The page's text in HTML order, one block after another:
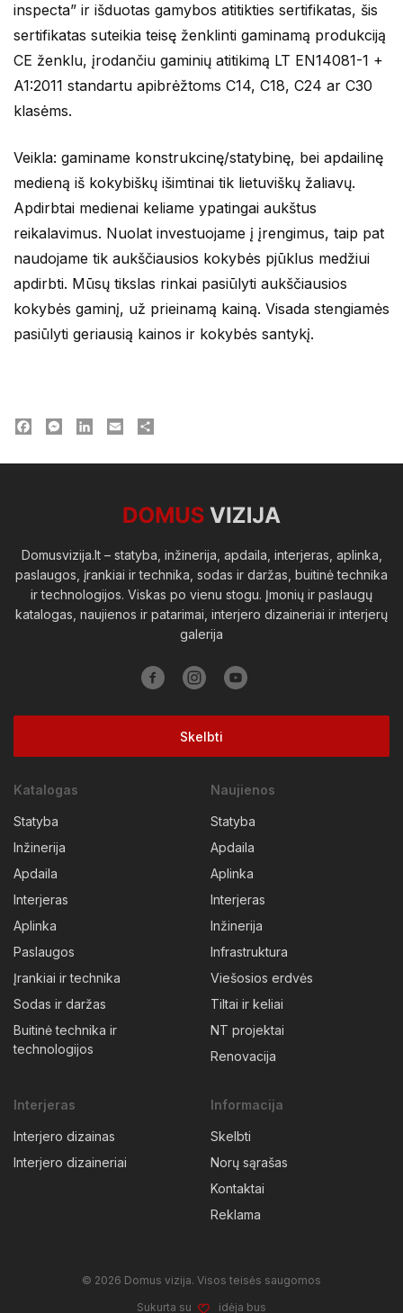
inspecta” ir išduotas gamybos atitikties sertifikatas, šis
sertifikatas suteikia teisę ženklinti gaminamą produkciją
CE ženklu, įrodančiu gaminių atitikimą LT EN14081-1 +
A1:2011 standartu apibrėžtoms C14, C18, C24 ar C30
klasėms.
Veikla: gaminame konstrukcinę/statybinę, bei apdailinę
medieną iš kokybiškų išimtinai tik lietuviškų žaliavų.
Apdirbtai medienai keliame ypatingai aukštus
reikalavimus. Nuolat investuojame į įrengimus, taip pat
naudojame tik aukščiausios kokybės pjūklus medžiui
apdirbti. Mūsų tikslas rinkai pasiūlyti aukščiausios
kokybės gaminį, už prieinamą kainą. Visada stengiamės
pasiūlyti geriausią kainos ir kokybės santykį.
FacebookMessengerLinkedInEmail
Domusvizija.lt – statyba, inžinerija, apdaila, interjeras, aplinka,
paslaugos, įrankiai ir technika, sodas ir daržas, buitinė technika
ir technologijos. Viskas po vienu stogu. Įmonių ir paslaugų
katalogas, naujienos ir patarimai, interjero dizaineriai ir interjerų
galerija
Skelbti
Katalogas
Statyba
Inžinerija
Apdaila
Interjeras
Aplinka
Paslaugos
Įrankiai ir technika
Sodas ir daržas
Buitinė technika ir
technologijos
Naujienos
Statyba
Apdaila
Aplinka
Interjeras
Inžinerija
Infrastruktura
Viešosios erdvės
Tiltai ir keliai
NT projektai
Renovacija
Interjeras
Interjero dizainas
Interjero dizaineriai
Informacija
Skelbti
Norų sąrašas
Kontaktai
Reklama
© 2026 Domus vizija. Visos teisės saugomos
Sukurta su
idėja bus